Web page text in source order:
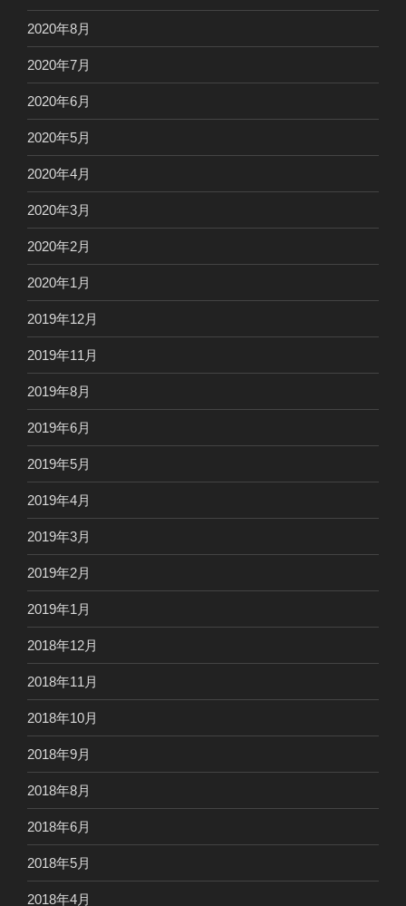
2020年8月
2020年7月
2020年6月
2020年5月
2020年4月
2020年3月
2020年2月
2020年1月
2019年12月
2019年11月
2019年8月
2019年6月
2019年5月
2019年4月
2019年3月
2019年2月
2019年1月
2018年12月
2018年11月
2018年10月
2018年9月
2018年8月
2018年6月
2018年5月
2018年4月